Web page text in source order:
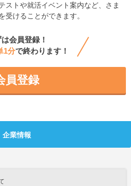
ストや就活イベント案内など、さま
受けることができます。
は会員登録！
1分で終わります！
員登録
企業情報